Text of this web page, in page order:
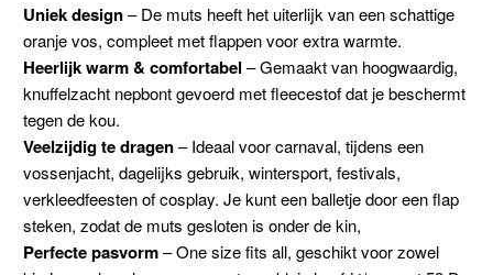
Uniek design– De muts heeft het uiterlijk van een schattige
oranje vos, compleet met flappen voor extra warmte.
Heerlijk warm & comfortabel – Gemaakt van hoogwaardig,
knuffelzacht nepbont gevoerd met fleecestof dat je beschermt
tegen de kou.
Veelzijdig te dragen– Ideaal voor carnaval, tijdens een
vossenjacht, dagelijks gebruik, wintersport, festivals,
verkleedfeesten of cosplay. Je kunt een balletje door een flap
steken, zodat de muts gesloten is onder de kin,
Perfecte pasvorm– One size fits all, geschikt voor zowel